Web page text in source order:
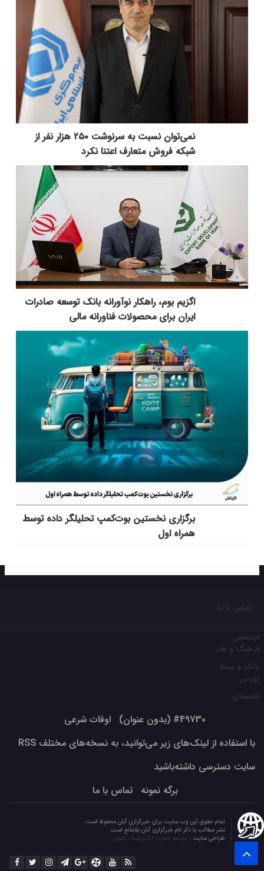
نمی‌توان نسبت به سرنوشت ۲۵۰ هزار نفر از
شبکه فروش متعارف اعتنا نکرد
اگزیم بوم، راهکار نوآورانه بانک توسعه صادرات
ایران برای محصولات فناورانه مالی
برگزاری نخستین بوت‌کمپ تحلیلگر داده توسط
همراه اول
تماس با ما
اجتماعی
فرهنگ و هنر
بانک و بیمه
بورس
اقتصادی
#49730 (بدون عنوان)
اوقات شرعی
با استفاده از لینک‌های زیر می‌توانید، به نسخه‌های مختلف RSS
سایت دسترسی داشته‌باشید
برگه نمونه
تماس با ما
تمام حقوق این وب سایت برای خبرگزاری آبان محفوظ است.
نشر مطالب با ذکر نام خبرگزاری آبان بلامانع است.
طراحی سایت : توسعه تجارت الکترونیک دامون